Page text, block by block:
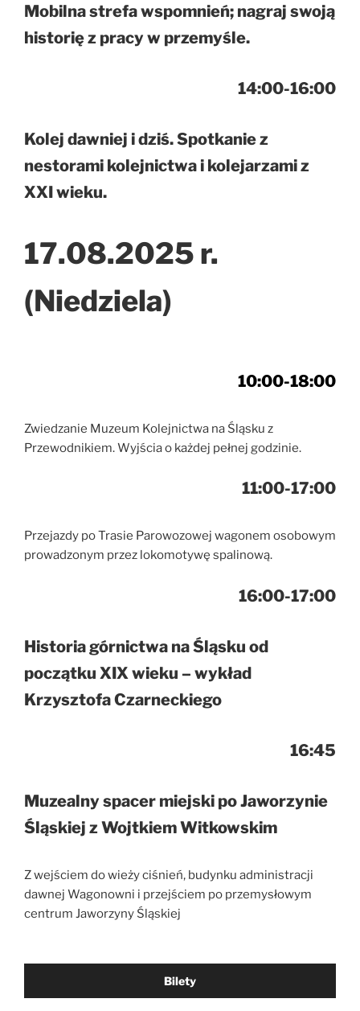
Mobilna strefa wspomnień; nagraj swoją
historię z pracy w przemyśle.
14:00-16:00
Kolej dawniej i dziś. Spotkanie z
nestorami kolejnictwa i kolejarzami z
XXI wieku.
17.08.2025 r.
(Niedziela)
10:00-18:00
Zwiedzanie Muzeum Kolejnictwa na Śląsku z
Przewodnikiem. Wyjścia o każdej pełnej godzinie.
11:00-17:00
Przejazdy po Trasie Parowozowej wagonem osobowym
prowadzonym przez lokomotywę spalinową.
16:00-17:00
Historia górnictwa na Śląsku od
początku XIX wieku – wykład
Krzysztofa Czarneckiego
16:45
Muzealny spacer miejski po Jaworzynie
Śląskiej z Wojtkiem Witkowskim
Z wejściem do wieży ciśnień, budynku administracji
dawnej Wagonowni i przejściem po przemysłowym
centrum Jaworzyny Śląskiej
Bilety